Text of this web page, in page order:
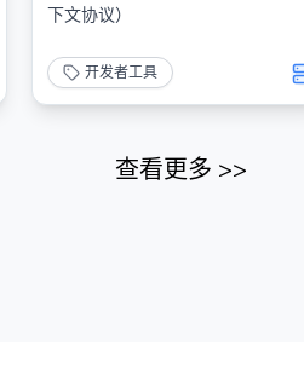
下文协议）
开发者工具
查看更多 >>